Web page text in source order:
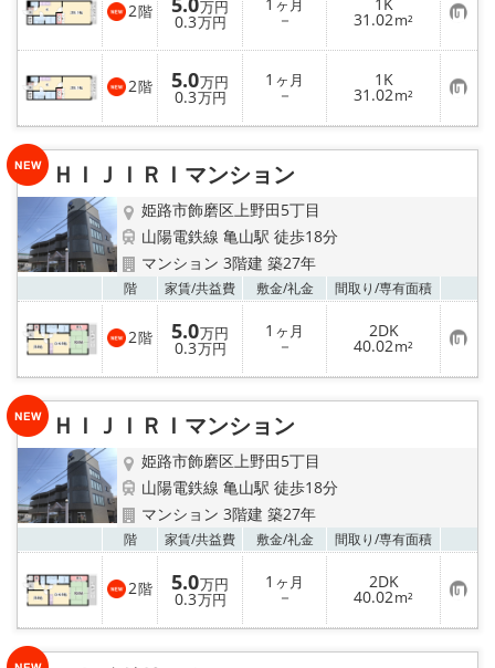
り
登
録
2階 万円
0.3万円
ヶ月
－ 31.02m² お
気
に
入
り
登
録
2階 5.0万円
0.3万円
1 ヶ月
－
1K
31.02m² お
気
に
り
ＨＩＪＩＲＩマンション
姫路市飾磨区上野田5丁目
山陽電鉄線 亀山駅 徒歩18分
マンション 3階建 築27年
階 家賃/共益費 敷金/礼金 間取り/専有面積
2階 5.0万円
0.3万円
1 ヶ月
－
2DK
40.02m² お
気
に
り
ＨＩＪＩＲＩマンション
姫路市飾磨区上野田5丁目
山陽電鉄線 亀山駅 徒歩18分
マンション 3階建 築27年
階 家賃/共益費 敷金/礼金 間取り/専有面積
2階 5.0万円
0.3万円
1 ヶ月
－
2DK
40.02m² お
気
に
り